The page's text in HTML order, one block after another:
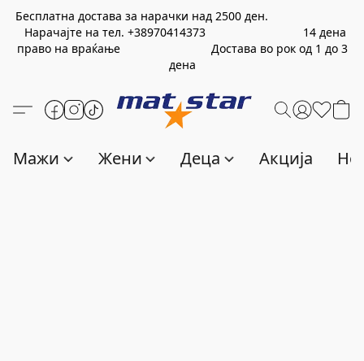
Бесплатна достава за нарачки над 2500 ден.
Нарачајте на тел. +38970414373 14 дена
право на враќање Достава во рок од 1 до 3
дена
Мажи Жени Деца Акција